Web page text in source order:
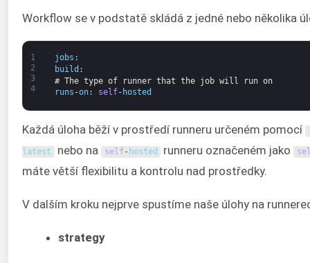
Workflow se v podstatě skládá z jedné nebo několika
1
2
3
4
jobs :
build :
# The type of runner that the job will run on
runs -on: self- hosted
Každá úloha běží v prostředí runneru určeném pomocí
latest nebo na self - hosted runneru označeném jako
máte větší flexibilitu a kontrolu nad prostředky.
V dalším kroku nejprve spustíme naše úlohy na
strategy